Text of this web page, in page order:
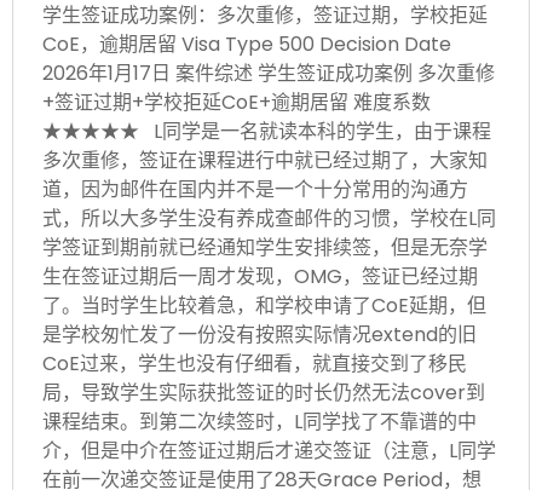
学生签证成功案例：多次重修，签证过期，学校拒延
CoE，逾期居留 Visa Type 500 Decision Date
2026年1月17日 案件综述 学生签证成功案例 多次重修
+签证过期+学校拒延CoE+逾期居留 难度系数
★★★★★ L同学是一名就读本科的学生，由于课程
多次重修，签证在课程进行中就已经过期了，大家知
道，因为邮件在国内并不是一个十分常用的沟通方
式，所以大多学生没有养成查邮件的习惯，学校在L同
学签证到期前就已经通知学生安排续签，但是无奈学
生在签证过期后一周才发现，OMG，签证已经过期
了。当时学生比较着急，和学校申请了CoE延期，但
是学校匆忙发了一份没有按照实际情况extend的旧
CoE过来，学生也没有仔细看，就直接交到了移民
局，导致学生实际获批签证的时长仍然无法cover到
课程结束。到第二次续签时，L同学找了不靠谱的中
介，但是中介在签证过期后才递交签证（注意，L同学
在前一次递交签证是使用了28天Grace Period，想